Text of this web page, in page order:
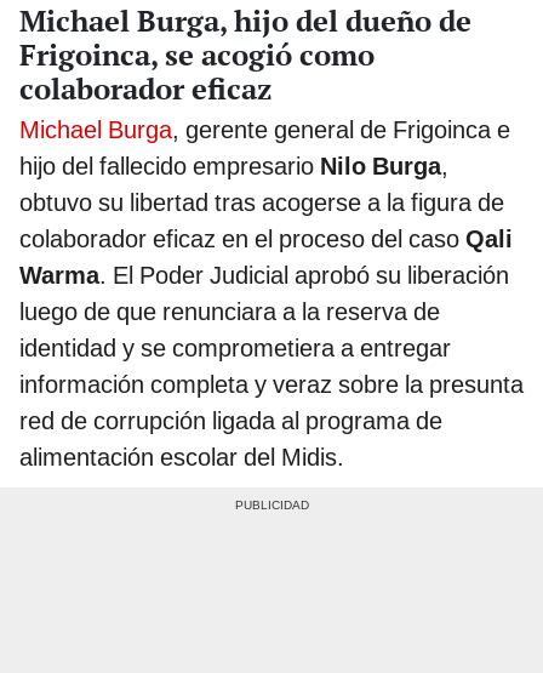
Michael Burga, hijo del dueño de
Frigoinca, se acogió como
colaborador eficaz
Michael Burga, gerente general de Frigoinca e
hijo del fallecido empresario Nilo Burga,
obtuvo su libertad tras acogerse a la figura de
colaborador eficaz en el proceso del caso Qali
Warma. El Poder Judicial aprobó su liberación
luego de que renunciara a la reserva de
identidad y se comprometiera a entregar
información completa y veraz sobre la presunta
red de corrupción ligada al programa de
alimentación escolar del Midis.